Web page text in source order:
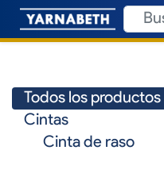
Todos los productos
Cintas
Cinta de raso